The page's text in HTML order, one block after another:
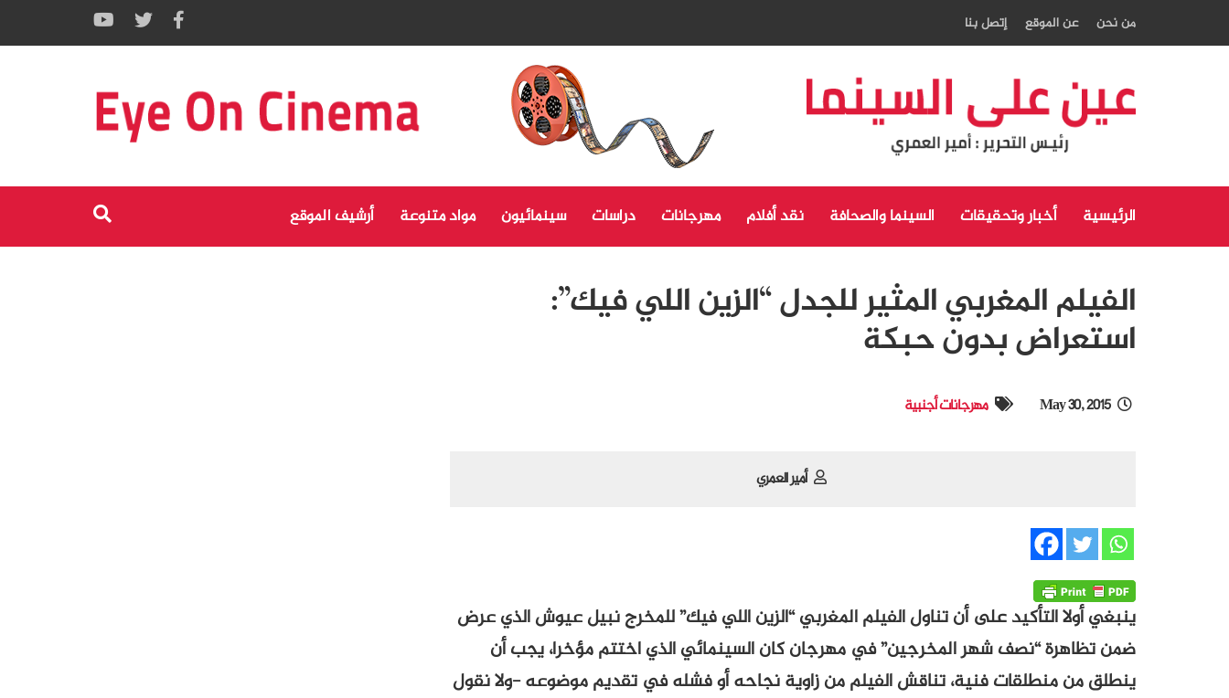
من نحن عن الموقع إتصل بنا
الرئيسية أخبار وتحقيقات السينما والصحافة نقد أفلام مهرجانات دراسات سينمائيون مواد متنوعة أرشيف الموقع
الفيلم المغربي المثير للجدل “الزين اللي فيك”:
استعراض بدون حبكة
May 30, 2015 مهرجانات أجنبية
أمير العمري
ينبغي أولا التأكيد على أن تناول الفيلم المغربي “الزين اللي فيك” للمخرج نبيل عيوش الذي عرض
ضمن تظاهرة “نصف شهر المخرجين” في مهرجان كان السينمائي الذي اختتم مؤخرا، يجب أن
ينطلق من منطلقات فنية، تناقش الفيلم من زاوية نجاحه أو فشله في تقديم موضوعه -ولا نقول